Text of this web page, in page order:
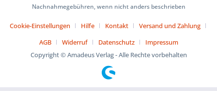
Nachnahmegebühren, wenn nicht anders beschrieben
Cookie-Einstellungen Hilfe Kontakt
Versand und Zahlung
AGB
Widerruf Datenschutz
Impressum
Copyright © Amadeus Verlag - Alle Rechte vorbehalten